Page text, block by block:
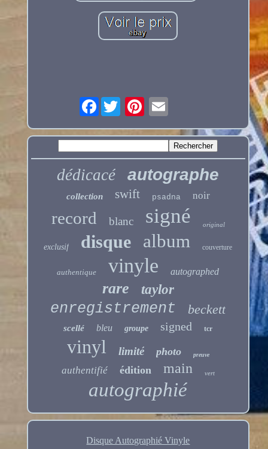
Facebook
dédicacé autographe
collection swift psadna noir
record blanc signé original
exclusif disque album couverture
authentique vinyle autographed
rare taylor
enregistrement beckett
scellé bleu groupe signed tcr
vinyl limité photo preuve
authentifié édition main vert
autographié
Disque Autographié Vinyle